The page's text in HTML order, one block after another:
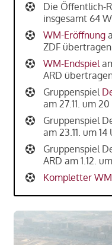
Die Öffentlich-
insgesamt 64
WM-Eröffnung
ZDF übertragen
WM-Endspiel
ARD
Gruppenspiel
am 27.11. um
Gruppenspiel
am 23.11. um 14
Gruppenspiel
ARD am 1.12.
Kompletter